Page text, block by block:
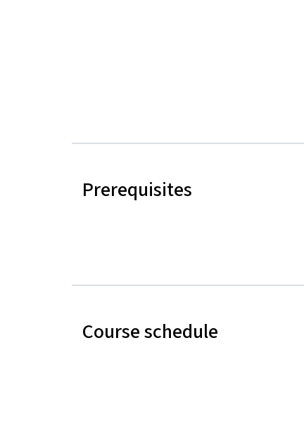
Prerequisites
Course schedule